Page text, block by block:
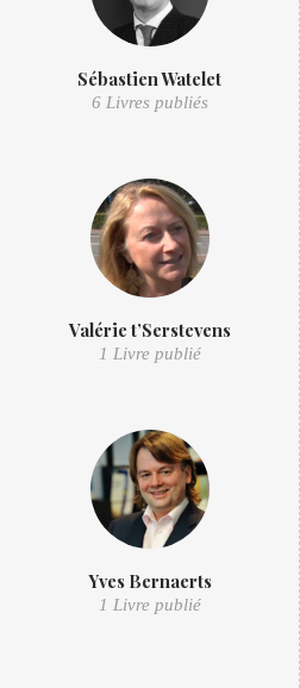
Sébastien Watelet
6 Livres publiés
Valérie t’Serstevens
1 Livre publié
Yves Bernaerts
1 Livre publié